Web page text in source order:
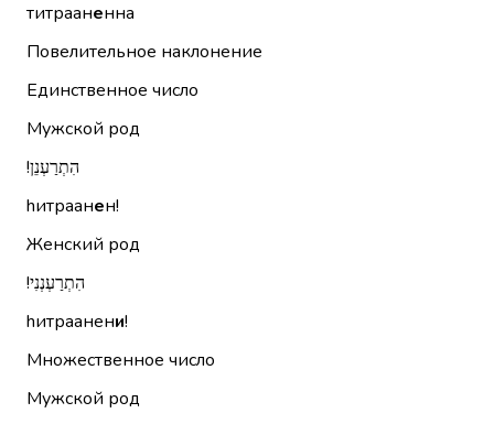
титрааненна
Повелительное наклонение
Единственное число
Мужской род
הִתְרַעְנֵן!‏
hитраанен!
Женский род
הִתְרַעְנְנִי!‏
hитраанени!
Множественное число
Мужской род